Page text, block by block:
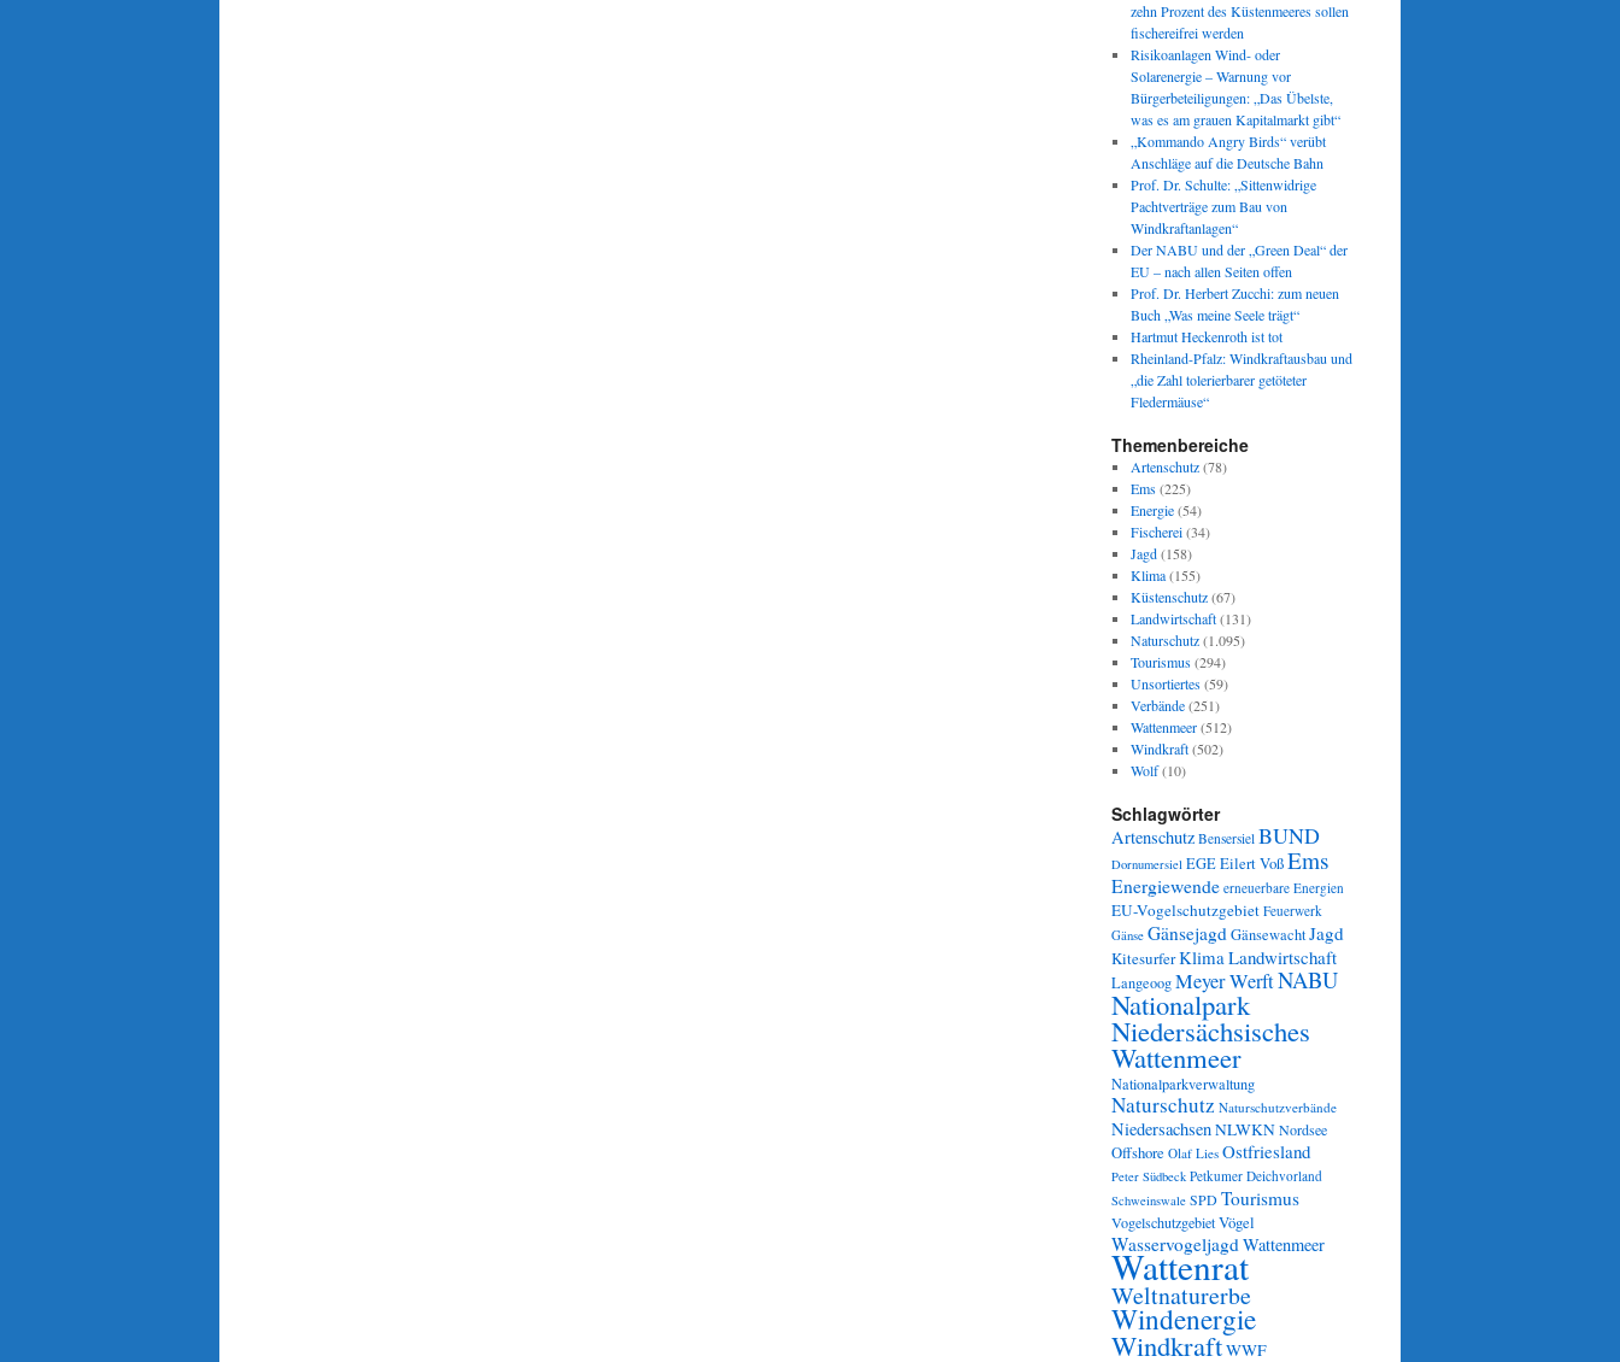
zehn Prozent des Küstenmeeres sollen
fischereifrei werden
Risikoanlagen Wind- oder
Solarenergie – Warnung vor
Bürgerbeteiligungen: „Das Übelste,
was es am grauen Kapitalmarkt gibt“
„Kommando Angry Birds“ verübt
Anschläge auf die Deutsche Bahn
Prof. Dr. Schulte: „Sittenwidrige
Pachtverträge zum Bau von
Windkraftanlagen“
Der NABU und der „Green Deal“ der
EU – nach allen Seiten offen
Prof. Dr. Herbert Zucchi: zum neuen
Buch „Was meine Seele trägt“
Hartmut Heckenroth ist tot
Rheinland-Pfalz: Windkraftausbau und
„die Zahl tolerierbarer getöteter
Fledermäuse“
Themenbereiche
Artenschutz(78)
Ems(225)
Energie(54)
Fischerei(34)
Jagd(158)
Klima(155)
Küstenschutz(67)
Landwirtschaft(131)
Naturschutz(1.095)
Tourismus(294)
Unsortiertes(59)
Verbände(251)
Wattenmeer(512)
Windkraft(502)
Wolf(10)
Schlagwörter
Artenschutz Bensersiel BUND
Dornumersiel EGEEilert VoßEms
Energiewende erneuerbare Energien
EU-Vogelschutzgebiet Feuerwerk
Gänse GänsejagdGänsewachtJagd
KitesurferKlimaLandwirtschaft
LangeoogMeyer WerftNABU
Nationalpark
Niedersächsisches
Wattenmeer
Nationalparkverwaltung
Naturschutz Naturschutzverbände
NiedersachsenNLWKNNordsee
Offshore Olaf Lies Ostfriesland
Peter Südbeck Petkumer Deichvorland
Schweinswale SPDTourismus
VogelschutzgebietVögel
WasservogeljagdWattenmeer
Wattenrat
Weltnaturerbe
Windenergie
WindkraftWWF